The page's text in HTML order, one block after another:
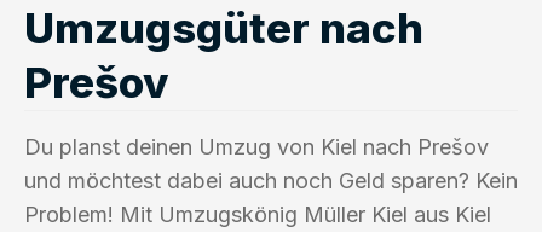
Umzugsgüter nach
Prešov
Du planst deinen Umzug von Kiel nach Prešov
und möchtest dabei auch noch Geld sparen? Kein
Problem! Mit Umzugskönig Müller Kiel aus Kiel